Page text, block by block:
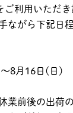
ご利用いただ
ながら下記日
8月16日(日)
業前後の出荷